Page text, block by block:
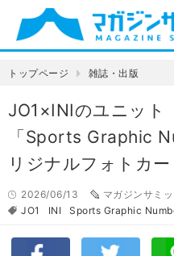
トップページ 雑誌・出版
JO1×INIのユニット
「Sports Graphic
リジナルフォトカ
2026/06/13
マガジンサミ
JO1
INI Sports Graphic